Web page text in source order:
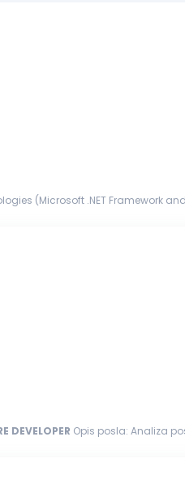
(Microsoft .NET Framework
DEVELOPER Opis posla: Analiza poslovnih zahteva i projektovanje softverskih rešenja Održavanje,